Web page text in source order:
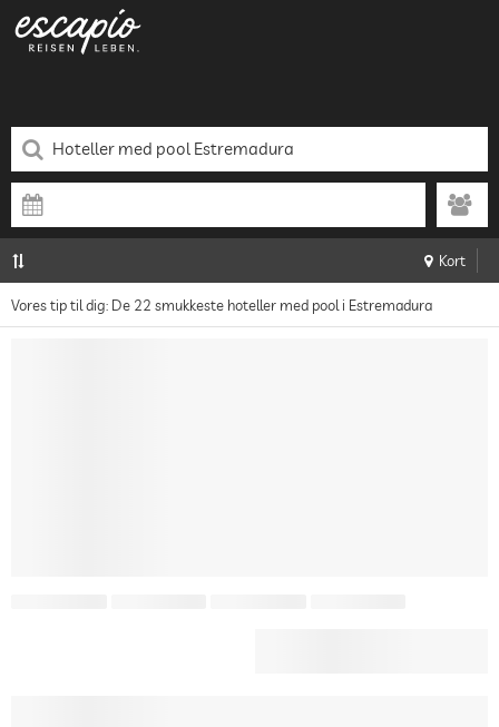
Kort
Vores tip til dig: De 22 smukkeste hoteller med pool i Estremadura